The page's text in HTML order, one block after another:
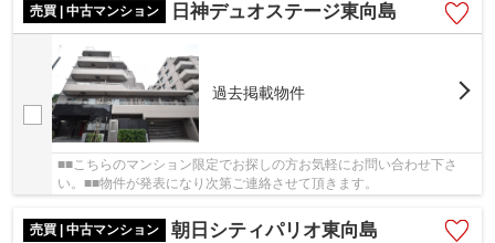
売買 | 中古マンション 日神デュオステージ東向島
過去掲載物件
■■こちらのマンション限定でお探しの方お気軽にお問い合わせ下さ
い。■■物件が発表になり次第ご連絡させて頂きます。
売買 | 中古マンション 朝日シティパリオ東向島